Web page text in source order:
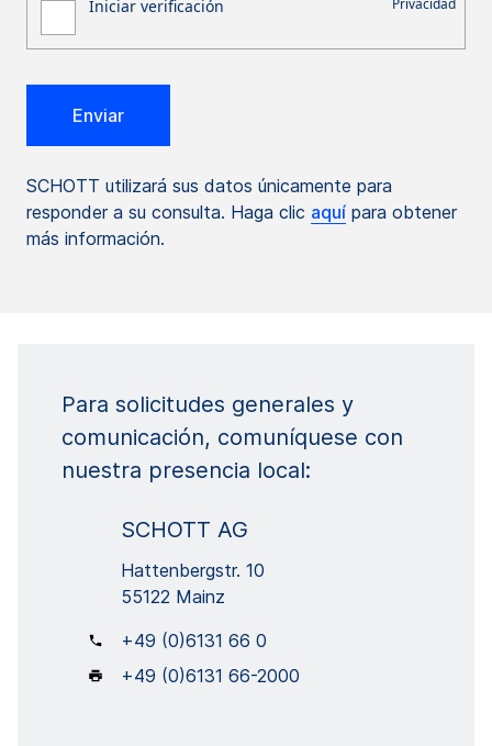
SCHOTT utilizará sus datos únicamente para
responder a su consulta. Haga clic aquí para obtener
más información.
Para solicitudes generales y
comunicación, comuníquese con
nuestra presencia local:
SCHOTT AG
Hattenbergstr. 10
55122 Mainz
+49 (0)6131 66 0
+49 (0)6131 66-2000